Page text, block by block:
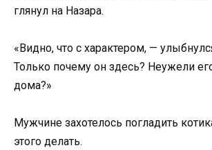
глянул на Назара.
«Видно, что с характером, —
Только почему он здесь? Неужели
дома?»
Мужчине захотелось погладить
этого делать.